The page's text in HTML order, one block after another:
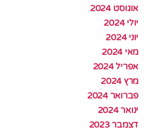
אוגוסט 2024
יולי 2024
יוני 2024
מאי 2024
אפריל 2024
מרץ 2024
פברואר 2024
ינואר 2024
דצמבר 2023